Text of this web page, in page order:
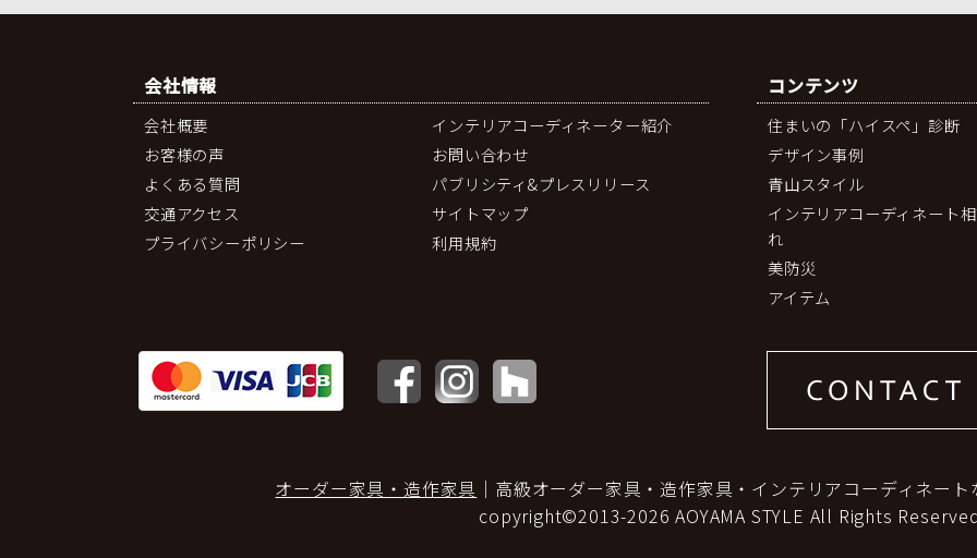
会社情報
会社概要
インテリアコーディネーター紹介
お客様の声
お問い合わせ
よくある質問
パブリシティ&プレスリリース
交通アクセス
サイトマップ
プライバシーポリシー
利用規約
コンテンツ
住まいの「ハイスペ」診断
デザイン事例
青山スタイル
インテリアコーディネート
れ
美防災
アイテム
オーダー家具・造作家具 ｜高級オーダー家具・造作家具・インテリアコーディネー
copyright©2013-2026 AOYAMA STYLE All Rights